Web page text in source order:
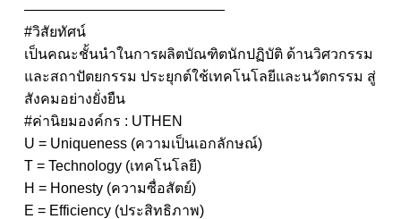
——————————————
#วิสัยทัศน์
เป็นคณะชั้นนำในการผลิตบัณฑิตนักปฏิบัติ ด้านวิศวกรรม
และสถาปัตยกรรม ประยุกต์ใช้เทคโนโลยีและนวัตกรรม สู่
สังคมอย่างยั่งยืน
#ค่านิยมองค์กร : UTHEN
U = Uniqueness (ความเป็นเอกลักษณ์)
T = Technology (เทคโนโลยี)
H = Honesty (ความซื่อสัตย์)
E = Efficiency (ประสิทธิภาพ)